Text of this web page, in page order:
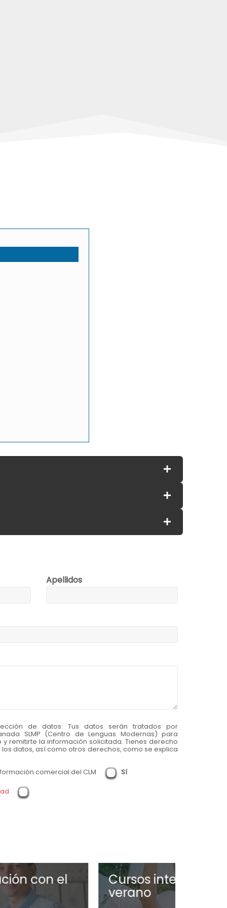
Apellidos
de datos: Tus datos serán tratados por
SLMP (Centro de Lenguas Modernas) para
remitirte la información solicitada. Tienes derecho
datos, así como otros derechos, como se explica
comercial del CLM Sí
intensivos de alemán en